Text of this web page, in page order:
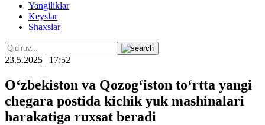
Yangiliklar
Keyslar
Shaxslar
23.5.2025 | 17:52
O‘zbekiston va Qozog‘iston to‘rtta yangi
chegara postida kichik yuk mashinalari
harakatiga ruxsat beradi